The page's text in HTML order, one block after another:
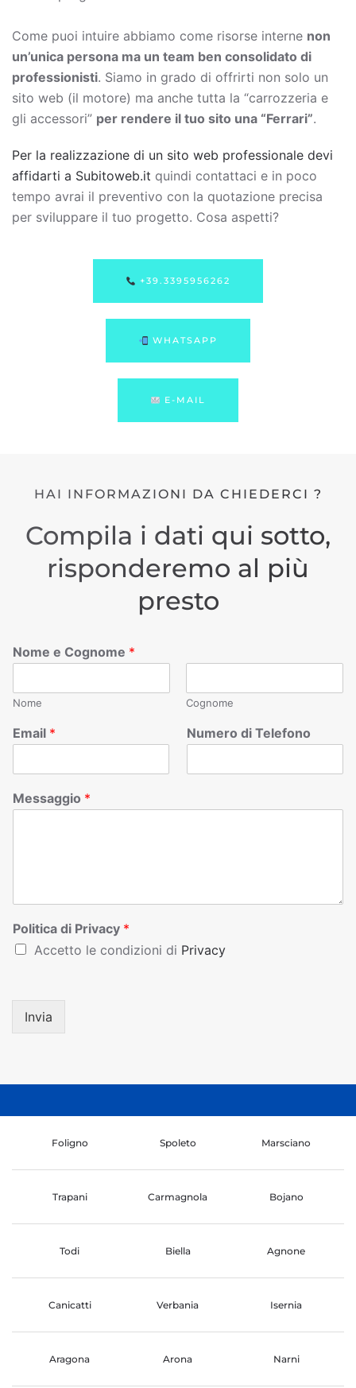
Come puoi intuire abbiamo come risorse interne non
un’unica persona ma un team ben consolidato di
professionisti. Siamo in grado di offrirti non solo un
sito web (il motore) ma anche tutta la “carrozzeria e
gli accessori” per rendere il tuo sito una “Ferrari”.
Per la realizzazione di un sito web professionale devi
affidarti a Subitoweb.it quindi contattaci e in poco
tempo avrai il preventivo con la quotazione precisa
per sviluppare il tuo progetto. Cosa aspetti?
+39.3395956262
WHATSAPP
E-MAIL
HAI INFORMAZIONI DA CHIEDERCI ?
Compila i dati qui sotto,
risponderemo al più
presto
Nome e Cognome *
Nome Cognome
Email * Numero di Telefono
Messaggio *
Politica di Privacy *
Accetto le condizioni di Privacy
Invia
Foligno Spoleto Marsciano
Trapani Carmagnola Bojano
Todi Biella Agnone
Canicatti Verbania Isernia
Aragona Arona Narni